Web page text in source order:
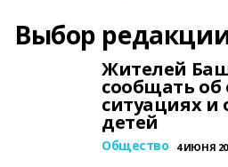
Выбор
Жителей
сообщать об
ситуациях и
детей
Общество 4 ИЮНЯ